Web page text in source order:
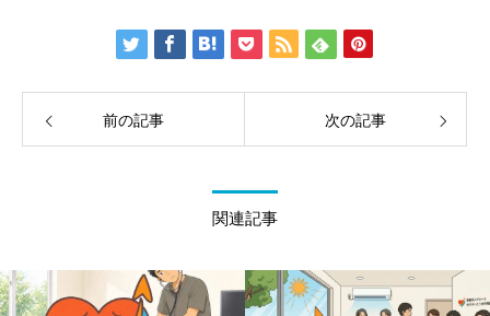
前の記事 次の記事
関連記事